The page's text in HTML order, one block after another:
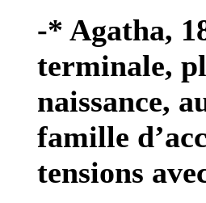
-* Agatha,
terminale,
naissance,
famille
tensions